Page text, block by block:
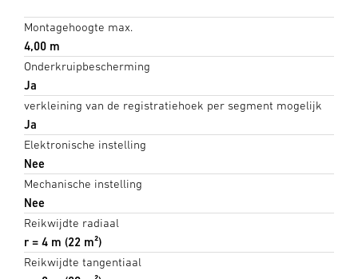
Montagehoogte max.
4,00 m
Onderkruipbescherming
Ja
verkleining van de registratiehoek per segment mogelijk
Ja
Elektronische instelling
Nee
Mechanische instelling
Nee
Reikwijdte radiaal
r = 4 m (22 m²)
Reikwijdte tangentiaal